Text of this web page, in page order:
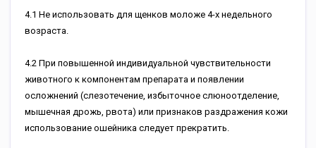
4.1 Не использовать для щенков моложе 4-х недельного
возраста.
4.2 При повышенной индивидуальной чувствительности
животного к компонентам препарата и появлении
осложнений (слезотечение, избыточное слюноотделение,
мышечная дрожь, рвота) или признаков раздражения кожи
использование ошейника следует прекратить.